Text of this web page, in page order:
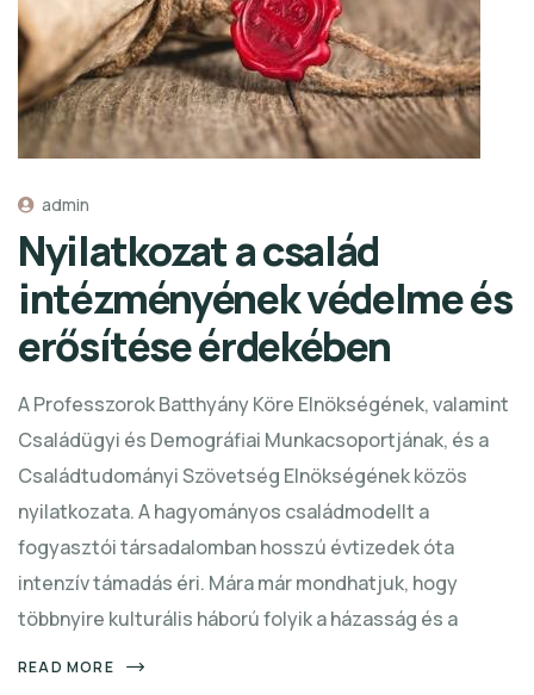
admin
Nyilatkozat a család
intézményének védelme és
erősítése érdekében
A Professzorok Batthyány Köre Elnökségének, valamint
Családügyi és Demográfiai Munkacsoportjának, és a
Családtudományi Szövetség Elnökségének közös
nyilatkozata. A hagyományos családmodellt a
fogyasztói társadalomban hosszú évtizedek óta
intenzív támadás éri. Mára már mondhatjuk, hogy
többnyire kulturális háború folyik a házasság és a
READ MORE